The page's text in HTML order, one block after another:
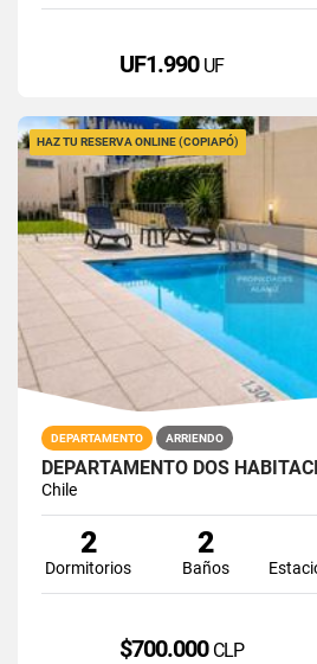
UF1.990 UF
HAZ TU RESERVA ONLINE (COPIAPÓ)
DEPARTAMENTO ARRIENDO
DEPARTAMENTO DOS
Chile
2
Dormitorios
2
Baños
$700.000 CLP